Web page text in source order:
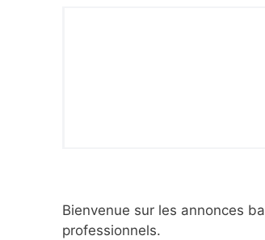
Bienvenue sur les annonces
professionnels.